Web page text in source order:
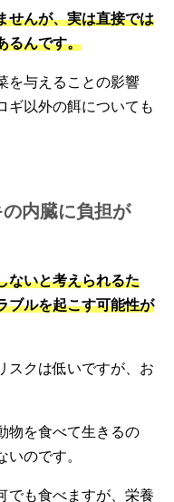
せんが、実は直接では
るんです。
を与えることの影響
ギ以外の餌についても
内臓に負担が
ないと考えられるた
ブルを起こす可能性が
スクは低いですが、お
物を食べて生きるの
のです。
でも食べますが、栄養